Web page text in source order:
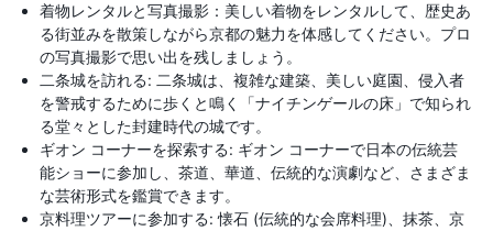
着物レンタルと写真撮影：美しい着物をレンタルして、歴史あ
る街並みを散策しながら京都の魅力を体感してください。プロ
の写真撮影で思い出を残しましょう。
二条城を訪れる: 二条城は、複雑な建築、美しい庭園、侵入者
を警戒するために歩くと鳴く「ナイチンゲールの床」で知られ
る堂々とした封建時代の城です。
ギオン コーナーを探索する: ギオン コーナーで日本の伝統芸
能ショーに参加し、茶道、華道、伝統的な演劇など、さまざま
な芸術形式を鑑賞できます。
京料理ツアーに参加する: 懐石 (伝統的な会席料理)、抹茶、京